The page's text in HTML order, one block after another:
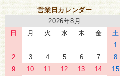
営業日カレンダー
2026年8月
日
月 火 水 木 金
土
1
2
3 4 5 6 7
8
9
10 11 12 13 14
15